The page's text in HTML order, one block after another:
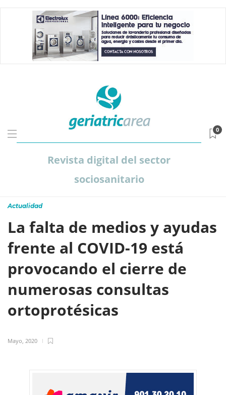
Revista digital del sector
sociosanitario
0
Actualidad
La falta de medios y ayudas
frente al COVID-19 está
provocando el cierre de
numerosas consultas
ortoprotésicas
Mayo, 2020